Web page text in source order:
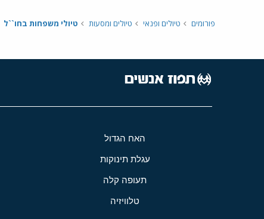
פורומים טיולים ופנאי טיולים ומסעות טיולי משפחות בחו``ל
האח הגדול
עגלת תינוקות
תעופה קלה
טלוויזיה